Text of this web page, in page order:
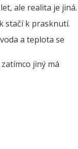
ale realita je jiná.
stačí k prasknutí.
a teplota se
jiný má